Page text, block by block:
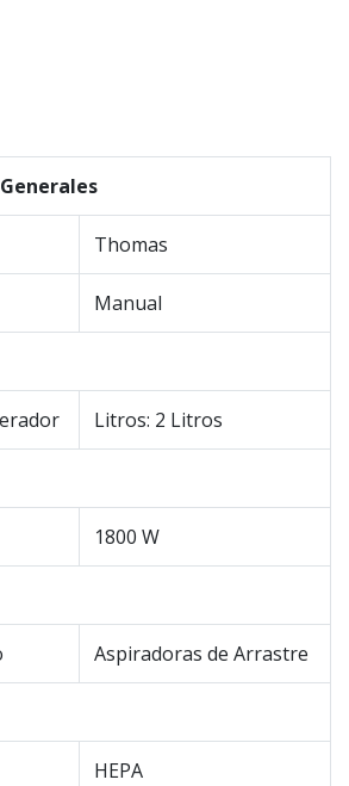
Thomas
Manual
Litros: 2 Litros
1800 W
Aspiradoras de Arrastre
HEPA